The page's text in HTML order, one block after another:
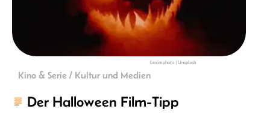
Leximphoto | Unsplash
Kino & Serie / Kultur und Medien
Der Halloween Film-Tipp